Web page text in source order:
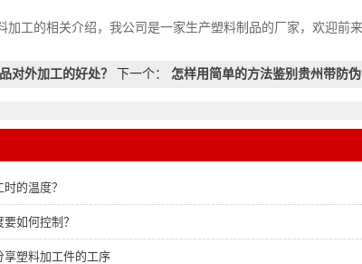
工的相关介绍，我公司是一家生产塑料制品的厂家，欢迎前
对外加工的好处？ 下一个： 怎样用简单的方法鉴别贵州带防
的温度？
如何控制？
享塑料加工件的工序